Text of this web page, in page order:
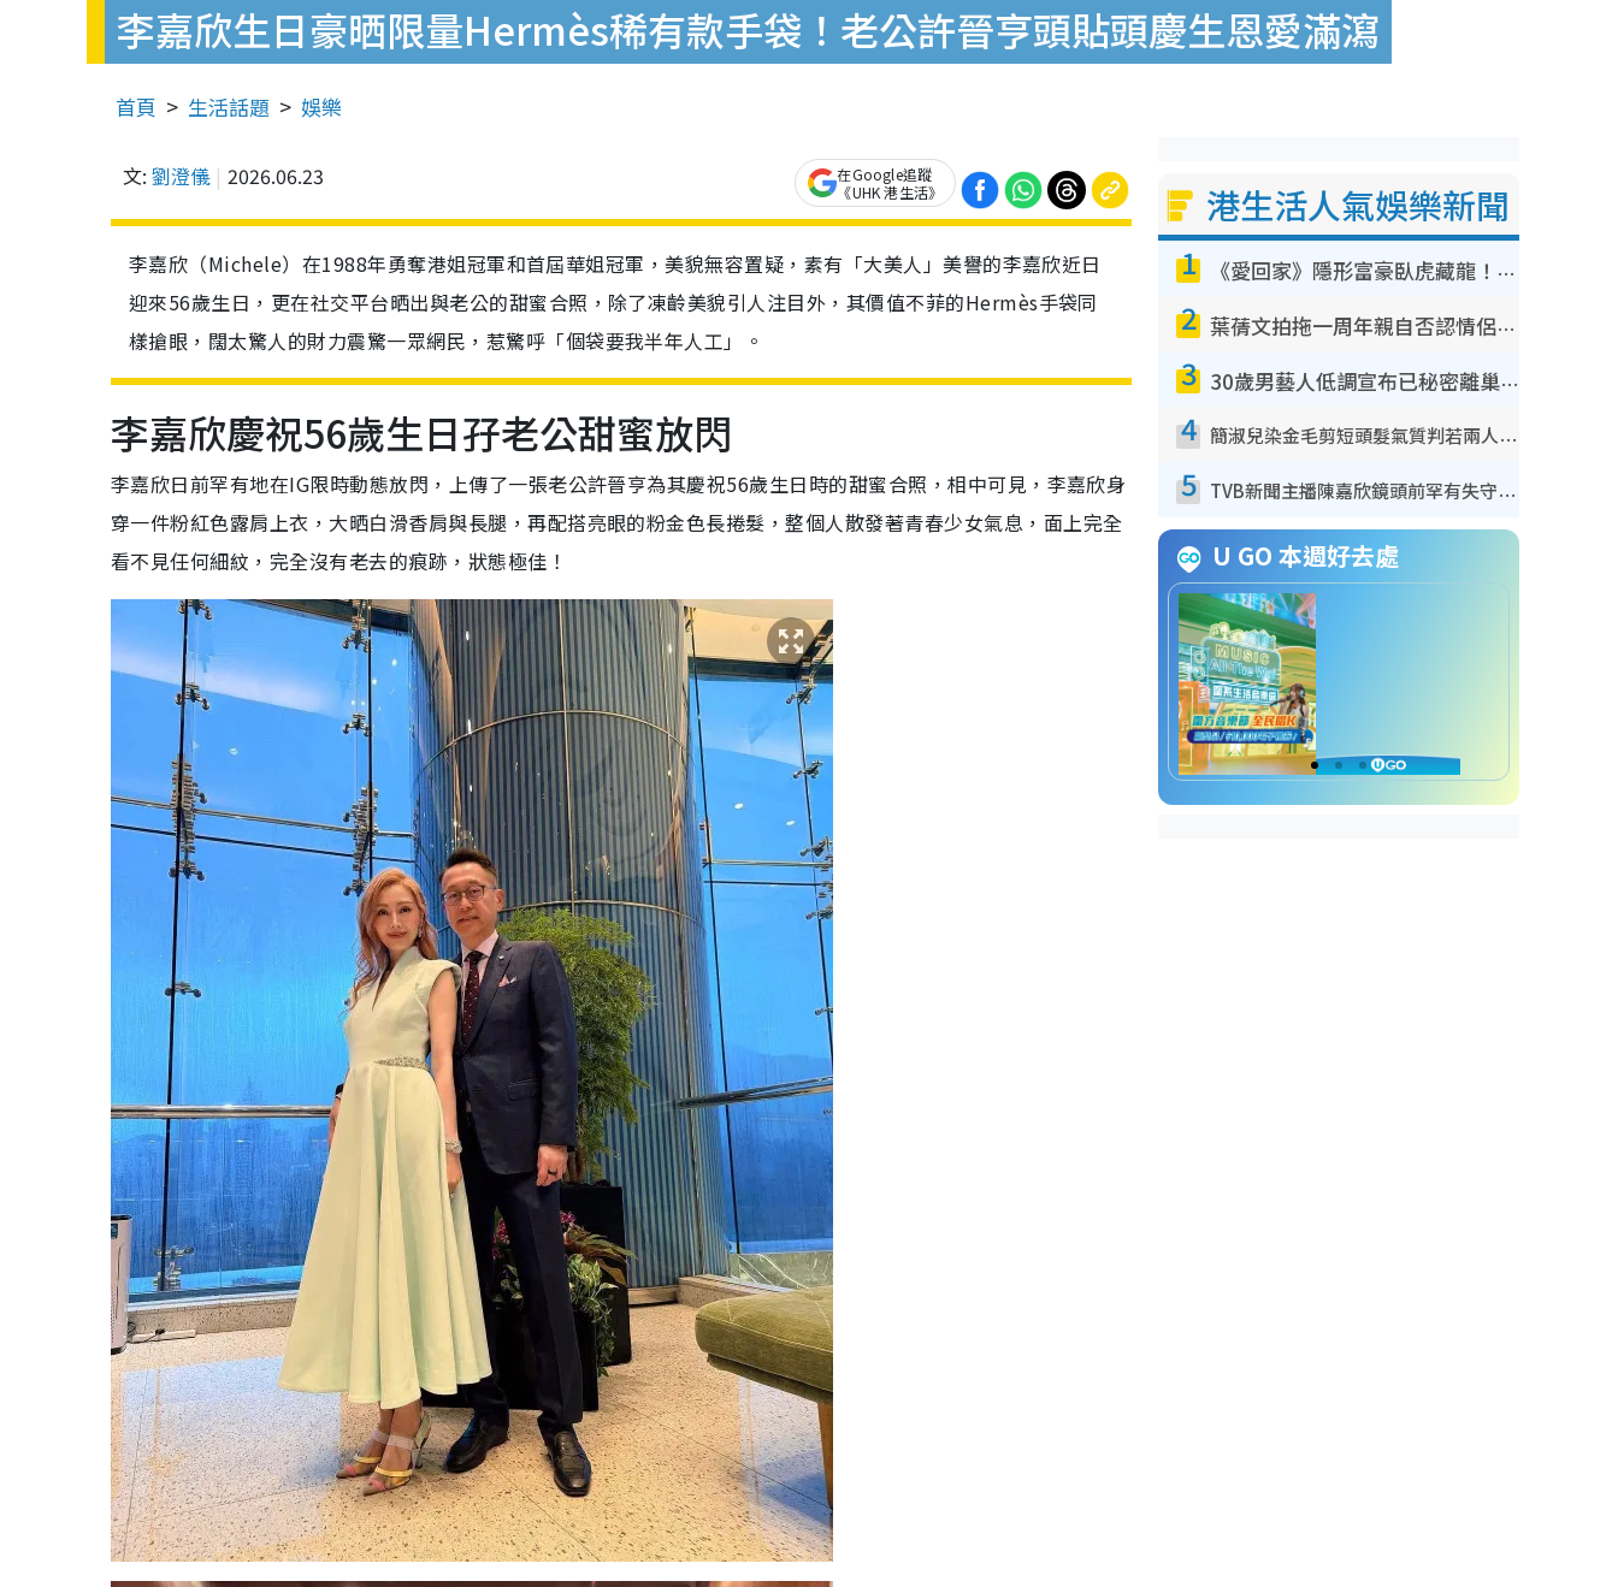
李嘉欣生日豪晒限量Hermès稀有款手袋！老公許晉亨頭貼頭慶生恩愛滿瀉
首頁 生活話題 娛樂
文: 劉澄儀 2026.06.23
在Google追蹤
《UHK 港生活》
李嘉欣（Michele）在1988年勇奪港姐冠軍和首屆華姐冠軍，美貌無容置疑，素有「大美人」美譽的李嘉欣近日
迎來56歲生日，更在社交平台晒出與老公的甜蜜合照，除了凍齡美貌引人注目外，其價值不菲的Hermès手袋同
樣搶眼，闊太驚人的財力震驚一眾網民，惹驚呼「個袋要我半年人工」。
李嘉欣慶祝56歲生日孖老公甜蜜放閃
李嘉欣日前罕有地在IG限時動態放閃，上傳了一張老公許晉亨為其慶祝56歲生日時的甜蜜合照，相中可見，李嘉欣身
穿一件粉紅色露肩上衣，大晒白滑香肩與長腿，再配搭亮眼的粉金色長捲髮，整個人散發著青春少女氣息，面上完全
看不見任何細紋，完全沒有老去的痕跡，狀態極佳！
港生活人氣娛樂新聞
1 《愛回家》隱形富豪臥虎藏龍！盤點12位財氣逼人的有錢藝人：呢位靚女3億身家唔憂做
2 葉蒨文拍拖一周年親自否認情侶關係？！被質疑感情造假竟稱GM「普通同事」
3 30歲男藝人低調宣布已秘密離巢！人氣急跌變失蹤人口︰「這幾年過得並不容易」
4 簡淑兒染金毛剪短頭髮氣質判若兩人！嚇壞老公麥大力都認唔出：「你做咩事？」
5 TVB新聞主播陳嘉欣鏡頭前罕有失守！遭林超英一句說話突襲嚇親當場大笑
U GO 本週好去處